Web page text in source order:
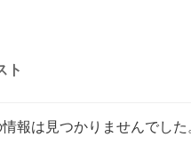
ト
報は見つかりませんでした